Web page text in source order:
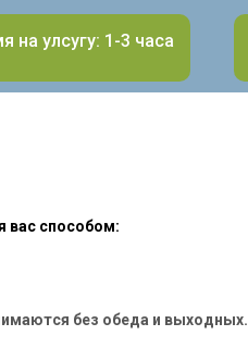
на улсугу: 1-3 часа
вас способом:
без обеда и выходных.